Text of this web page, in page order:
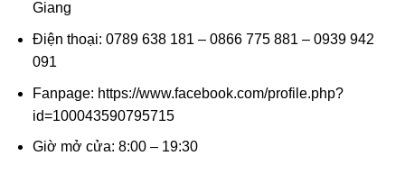
Giang
Điện thoại: 0789 638 181 – 0866 775 881 – 0939 942
091
Fanpage: https://www.facebook.com/profile.php?
id=100043590795715
Giờ mở cửa: 8:00 – 19:30